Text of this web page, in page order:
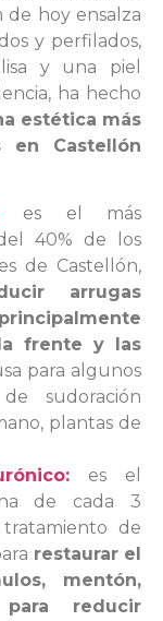
de hoy ensalza
y perfilados,
y una piel
ha hecho
estética más
en Castellón
es el más
40% de los
de Castellón,
arrugas
frente y las
para algunos
sudoración
plantas de
es el
de cada 3
de
restaurar el
mentón,
reducir